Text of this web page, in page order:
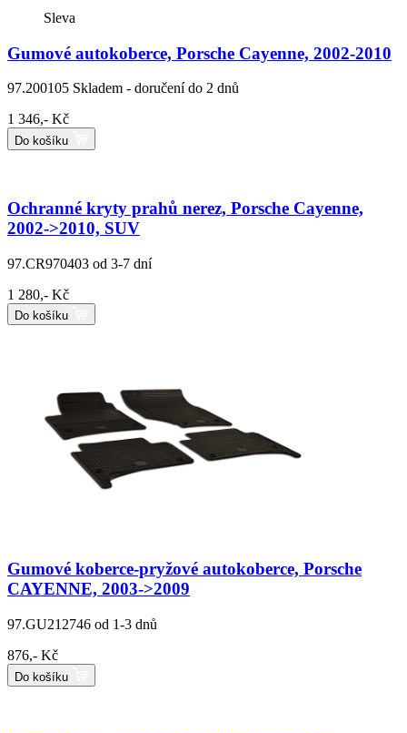
Sleva
Gumové autokoberce, Porsche Cayenne, 2002-2010
97.200105 Skladem - doručení do 2 dnů
1 346,- Kč
Do košíku
Ochranné kryty prahů nerez, Porsche Cayenne,
2002->2010, SUV
97.CR970403 od 3-7 dní
1 280,- Kč
Do košíku
Gumové koberce-pryžové autokoberce, Porsche
CAYENNE, 2003->2009
97.GU212746 od 1-3 dnů
876,- Kč
Do košíku